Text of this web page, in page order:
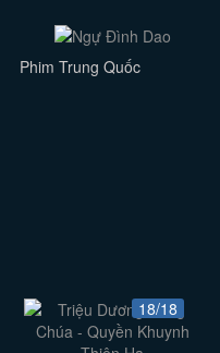
Phim Trung Quốc
18/18